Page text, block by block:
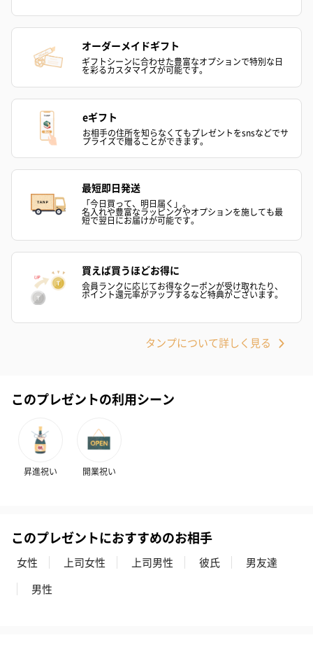
かき氷入浴剤4点セット
（ブルー）（748円）
かき氷入浴剤4点セット
（イエロー）（748円）
バスフラワー
円）
ハンドタオル・ハンカチ
ハンドタオル・ハンカチを同梱してお届けいたします。ギフトへ
の＋αにおすすめです。
花束ハンドタオル（ピ
花束ハンドタオル（ブ
花束ハンドタ
キャンドル・お香を同梱してお届けいたします。
フラッグカプセル：イ
ンセンススティック
（END）（880円）
フラッグカプセル：イ
ンセンススティック
（St.OSMANTHUS）
（GRAPE
（880円）
オーダーメイドギフト
ギフトシーンに合わせた豊富なオプションで特別な日
を彩るカスタマイズが可能です。
eギフト
お相手の住所を知らなくてもプレゼントをsnsなどでサ
プライズで贈ることができます。
最短即日発送
「今日買って、明日届く」。
名入れや豊富なラッピングやオプションを施しても最
短で翌日にお届けが可能です。
買えば買うほどお得に
会員ランクに応じてお得なクーポンが受け取れたり、
ポイント還元率がアップするなど特典がございます。
タンプについて詳しく見る
このプレゼントの利用シーン
昇進祝い 開業祝い
このプレゼントにおすすめのお相手
女性 上司女性 上司男性 彼氏
男友達
男性